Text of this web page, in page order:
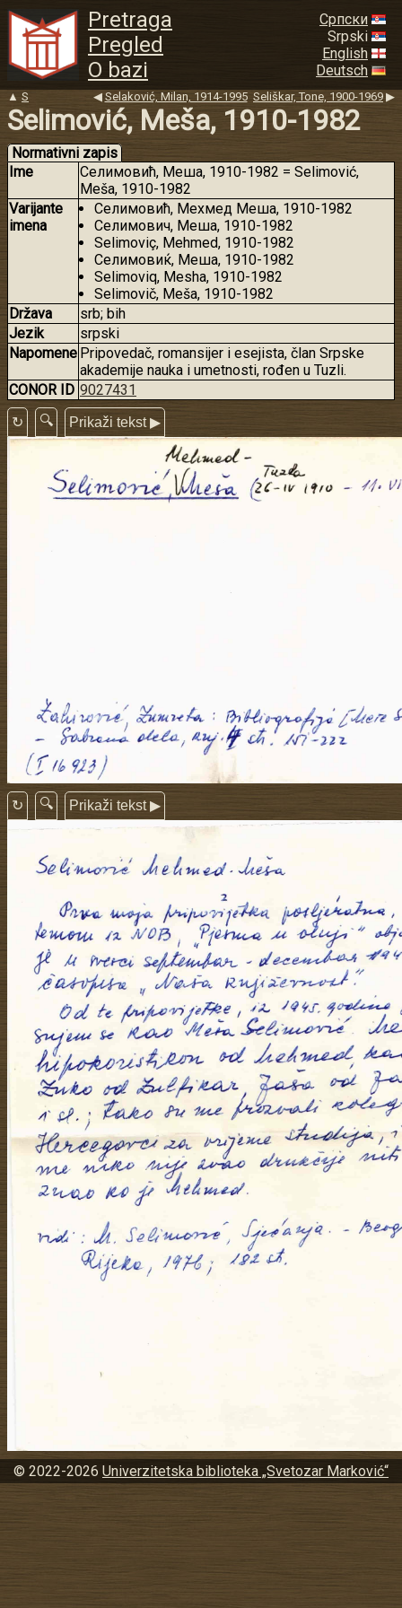
Pretraga
Pregled
O bazi
Српски
Srpski
English
Deutsch
▲ S ◀ Selaković, Milan, 1914-1995 Seliškar, Tone, 1900-1969 ▶
Selimović, Meša, 1910-1982
Normativni zapis
Ime
Селимовић, Меша, 1910-1982 = Selimović,
Meša, 1910-1982
Varijante
imena
Селимовић, Мехмед Меша, 1910-1982
Селимович, Меша, 1910-1982
Selimoviç, Mehmed, 1910-1982
Селимовиќ, Меша, 1910-1982
Selimoviq, Mesha, 1910-1982
Selimovič, Meša, 1910-1982
Država
srb; bih
Jezik
srpski
Napomene Pripovedač, romansijer i esejista, član Srpske
akademije nauka i umetnosti, rođen u Tuzli.
CONOR ID 9027431
© 2022-2026 Univerzitetska biblioteka „Svetozar Marković“